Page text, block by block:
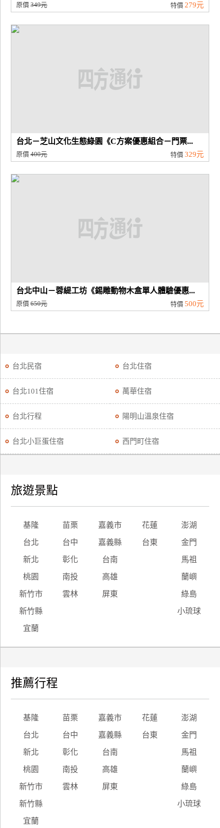
原價349元 特價 279元
台北－芝山文化生態綠園《C方案優惠組合－門票...
原價400元 特價 329元
台北中山－蓉緹工坊《錫雕動物木盒單人體驗優惠...
原價650元 特價 500元
台北民宿 台北住宿
台北101住宿 萬華住宿
台北行程 陽明山溫泉住宿
台北小巨蛋住宿 西門町住宿
旅遊景點
基隆 苗栗 嘉義市 花蓮 澎湖
台北 台中 嘉義縣 台東 金門
新北 彰化 台南 馬祖
桃園 南投 高雄 蘭嶼
新竹市 雲林 屏東 綠島
新竹縣 小琉球
宜蘭
推薦行程
基隆 苗栗 嘉義市 花蓮 澎湖
台北 台中 嘉義縣 台東 金門
新北 彰化 台南 馬祖
桃園 南投 高雄 蘭嶼
新竹市 雲林 屏東 綠島
新竹縣 小琉球
宜蘭